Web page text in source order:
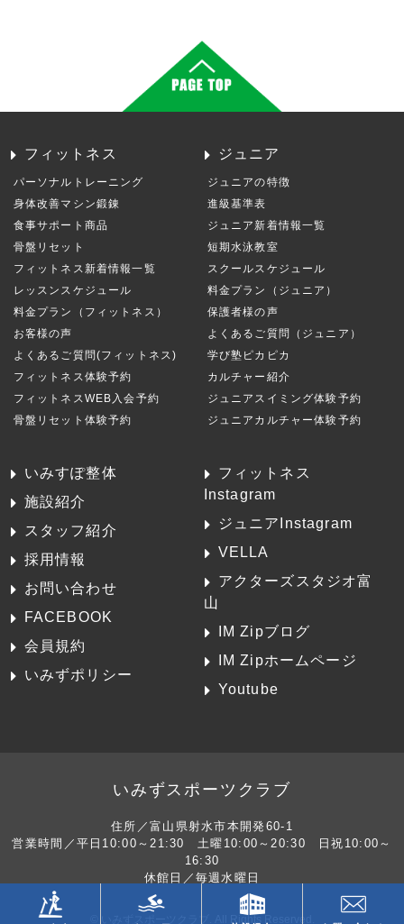
フィットネス
パーソナルトレーニング
身体改善マシン鍛錬
食事サポート商品
骨盤リセット
フィットネス新着情報一覧
レッスンスケジュール
料金プラン（フィットネス）
お客様の声
よくあるご質問(フィットネス)
フィットネス体験予約
フィットネスWEB入会予約
骨盤リセット体験予約
ジュニア
ジュニアの特徴
進級基準表
ジュニア新着情報一覧
短期水泳教室
スクールスケジュール
料金プラン（ジュニア）
保護者様の声
よくあるご質問（ジュニア）
学び塾ピカピカ
カルチャー紹介
ジュニアスイミング体験予約
ジュニアカルチャー体験予約
いみすぽ整体
施設紹介
スタッフ紹介
採用情報
お問い合わせ
FACEBOOK
会員規約
いみずポリシー
フィットネス
Instagram
ジュニアInstagram
VELLA
アクターズスタジオ富
山
IM Zipブログ
IM Zipホームページ
Youtube
いみずスポーツクラブ
住所／富山県射水市本開発60-1
営業時間／平日10:00～21:30 土曜10:00～20:30 日祝10:00～
16:30
休館日／毎週水曜日